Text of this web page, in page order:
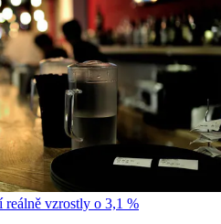
reálně vzrostly o 3,1 %